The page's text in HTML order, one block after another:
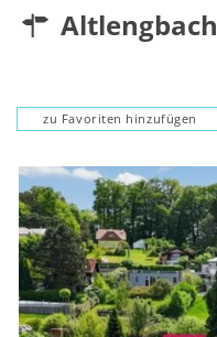
Altlengbach
zu Favoriten hinzufügen